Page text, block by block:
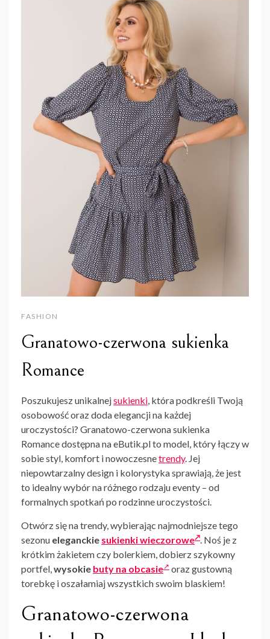
FASHION
Granatowo-czerwona sukienka
Romance
Poszukujesz unikalnejsukienki, która podkreśli Twoją
osobowość oraz doda elegancji na każdej
uroczystości? Granatowo-czerwona sukienka
Romance dostępna na eButik.pl to model, który łączy w
sobie styl, komfort i nowoczesnetrendy. Jej
niepowtarzalny design i kolorystyka sprawiają, że jest
to idealny wybór na różnego rodzaju eventy – od
formalnych spotkań po rodzinne uroczystości.
Otwórz się na trendy, wybierając najmodniejsze tego
sezonu eleganckie sukienki wieczorowe . Noś je z
krótkim żakietem czy bolerkiem, dobierz szykowny
portfel,wysokie buty na obcasie
oraz gustowną
torebkę i oszałamiaj wszystkich swoim blaskiem!
Granatowo-czerwona